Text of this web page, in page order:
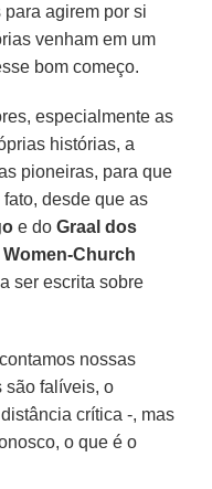
agirem por si
venham em um
bom começo.
especialmente as
histórias, a
pioneiras, para que
desde que as
e doGraal dos
Women-Church
ser escrita sobre
nossas
são falíveis, o
crítica -, mas
o que é o